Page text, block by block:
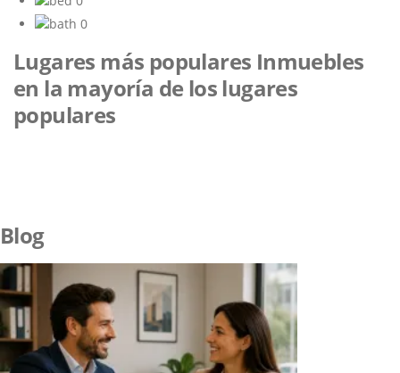
0
Lugares más populares Inmuebles
en la mayoría de los lugares
populares
Blog